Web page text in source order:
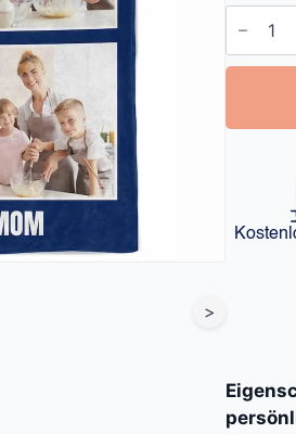
>
Decke
mit
Fotos